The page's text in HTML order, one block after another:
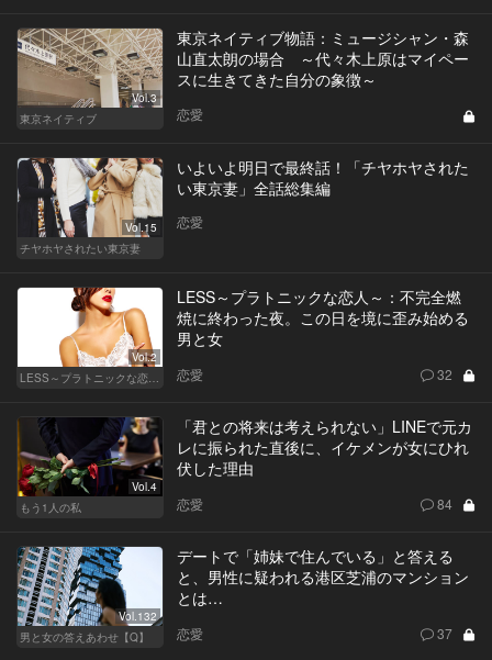
Vol.3
東京ネイティブ
東京ネイティブ物語：ミュージシャン・森
山直太朗の場合 ～代々木上原はマイペー
スに生きてきた自分の象徴～
恋愛
Vol.15
チヤホヤされたい東京妻
いよいよ明日で最終話！「チヤホヤされた
い東京妻」全話総集編
恋愛
Vol.2
LESS～プラトニックな恋人～
LESS～プラトニックな恋人～：不完全燃
焼に終わった夜。この日を境に歪み始める
男と女
恋愛 32
Vol.4
もう1人の私
「君との将来は考えられない」LINEで元カ
レに振られた直後に、イケメンが女にひれ
伏した理由
恋愛 84
Vol.132
男と女の答えあわせ【Q】
デートで「姉妹で住んでいる」と答える
と、男性に疑われる港区芝浦のマンション
とは…
恋愛 37